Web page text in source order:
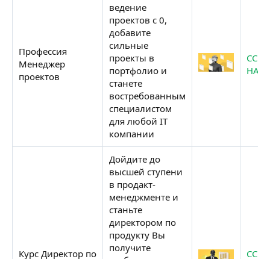
Профессия
Менеджер
проектов
ведение
проектов с 0,
добавите
сильные
проекты в
портфолио и
станете
востребованным
специалистом
для любой IT
компании
НА
Курс Директор по
Дойдите до
высшей ступени
в продакт-
менеджменте и
станьте
директором по
продукту Вы
получите